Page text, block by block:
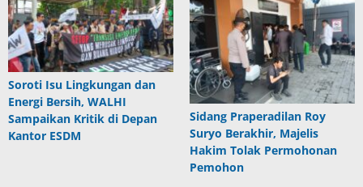
Soroti Isu Lingkungan dan
Energi Bersih, WALHI
Sampaikan Kritik di Depan
Kantor ESDM
Sidang Praperadilan Roy
Suryo Berakhir, Majelis
Hakim Tolak Permohonan
Pemohon